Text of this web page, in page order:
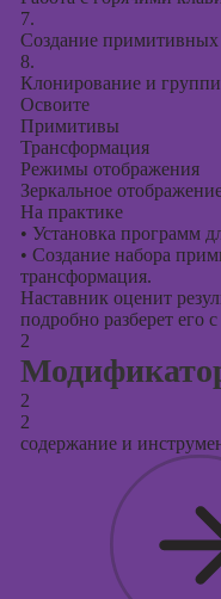
7.
Создание примитивных
8.
Клонирование и
Освоите
Примитивы
Трансформация
Режимы отображения
Зеркальное
На практике
• Установка программ
• Создание набора
трансформация.
Наставник оценит
подробно разберет его
2
2
2
содержание и